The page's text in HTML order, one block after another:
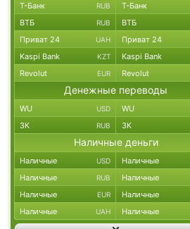
Т-Банк RUB Т-Банк
ВТБ RUB ВТБ
Приват 24 UAH Приват 24
Kaspi Bank KZT Kaspi Bank
Revolut EUR Revolut
Денежные переводы
WU USD WU
ЗК RUB ЗК
Наличные деньги
Наличные USD Наличные
Наличные RUB Наличные
Наличные EUR Наличные
Наличные UAH Наличные